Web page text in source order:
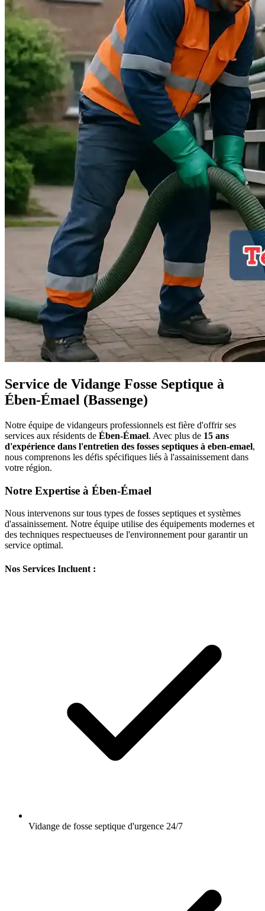
Service de Vidange Fosse Septique à
Ében-Émael (Bassenge)
Notre équipe de vidangeurs professionnels est fière d'offrir ses
services aux résidents de Ében-Émael. Avec plus de 15 ans
d'expérience dans l'entretien des fosses septiques à eben-emael,
nous comprenons les défis spécifiques liés à l'assainissement dans
votre région.
Notre Expertise à Ében-Émael
Nous intervenons sur tous types de fosses septiques et systèmes
d'assainissement. Notre équipe utilise des équipements modernes et
des techniques respectueuses de l'environnement pour garantir un
service optimal.
Nos Services Incluent :
Vidange de fosse septique d'urgence 24/7